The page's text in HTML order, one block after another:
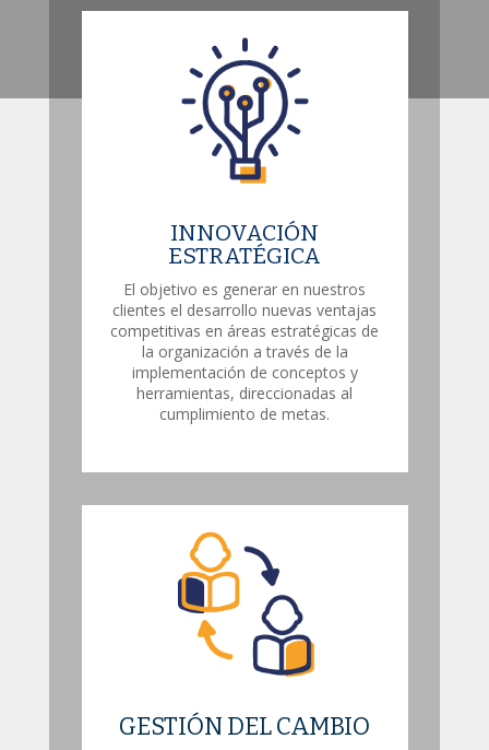
INNOVACIÓN
ESTRATÉGICA
El objetivo es generar en nuestros
clientes el desarrollo nuevas ventajas
competitivas en áreas estratégicas de
la organización a través de la
implementación de conceptos y
herramientas, direccionadas al
cumplimiento de metas.
GESTIÓN DEL CAMBIO